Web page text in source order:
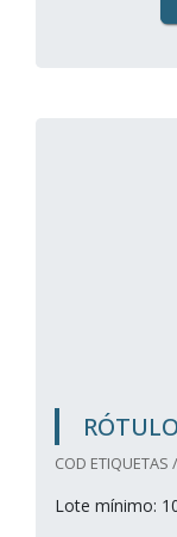
COD
Lote mínimo: